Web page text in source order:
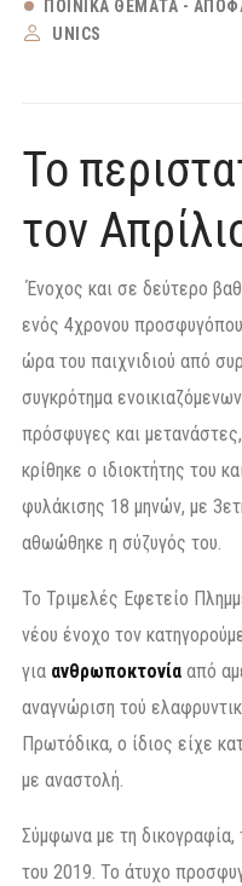
ΠΟΙΝΙΚΆ ΘΈΜΑΤΑ -
UNICS
Το
τον
Ένοχος και σε δεύτερο
ενός 4χρονου
ώρα του παιχνιδιού από
συγκρότημα
πρόσφυγες και
κρίθηκε ο ιδιοκτήτης του
φυλάκισης 18 μηνών, με
αθωώθηκε η σύζυγός του.
Το Τριμελές Εφετείο
νέου ένοχο τον
για ανθρωποκτονία από
αναγνώριση τού
Πρωτόδικα, ο ίδιος είχε
με αναστολή.
Σύμφωνα με τη δικογραφία,
του 2019. Το άτυχο